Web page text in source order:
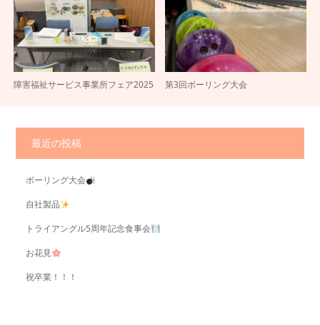
障害福祉サービス事業所フェア2025 第3回ボーリング大会
最近の投稿
ボーリング大会
自社製品
トライアングル5周年記念食事会
お花見
祝卒業！！！